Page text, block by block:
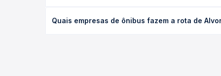
antecedência da compra. Na Quero Passagem
Quais empresas de ônibus fazem a rota de